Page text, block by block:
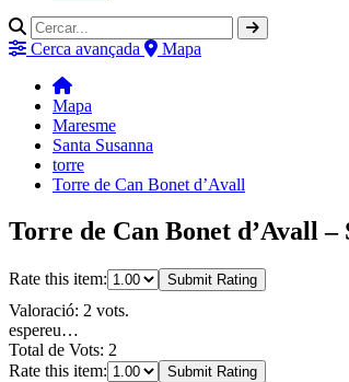
Cerca avançada Mapa
Mapa
Maresme
Santa Susanna
torre
Torre de Can Bonet d’Avall
Torre de Can Bonet d’Avall –
Rate this item: Submit Rating
Valoració: 2 vots.
espereu…
Total de Vots: 2
Rate this item:
Submit Rating